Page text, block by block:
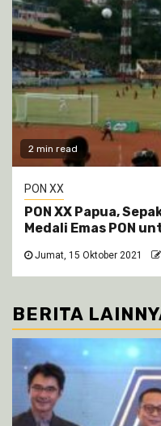
2 min read
PON XX
PON XX Papua,
Medali Emas PON
Jumat, 15 Oktober 2021
BERITA